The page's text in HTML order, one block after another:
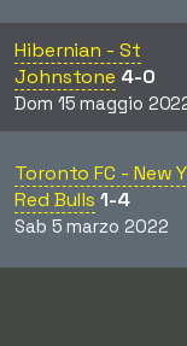
Hibernian - St
Johnstone 4-0
Dom 15 maggio
Toronto FC - New
Red Bulls 1-4
Sab 5 marzo 2022